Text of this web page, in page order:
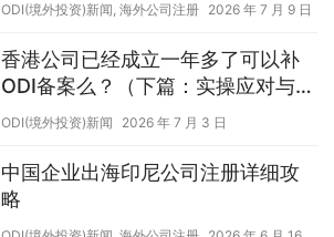
ODI(境外投资)新闻, 海外公司注册 2026 年 7 月 9 日
香港公司已经成立一年多了可以补
ODI备案么？（下篇：实操应对与标
准流程）
ODI(境外投资)新闻 2026 年 7 月 3 日
中国企业出海印尼公司注册详细攻
略